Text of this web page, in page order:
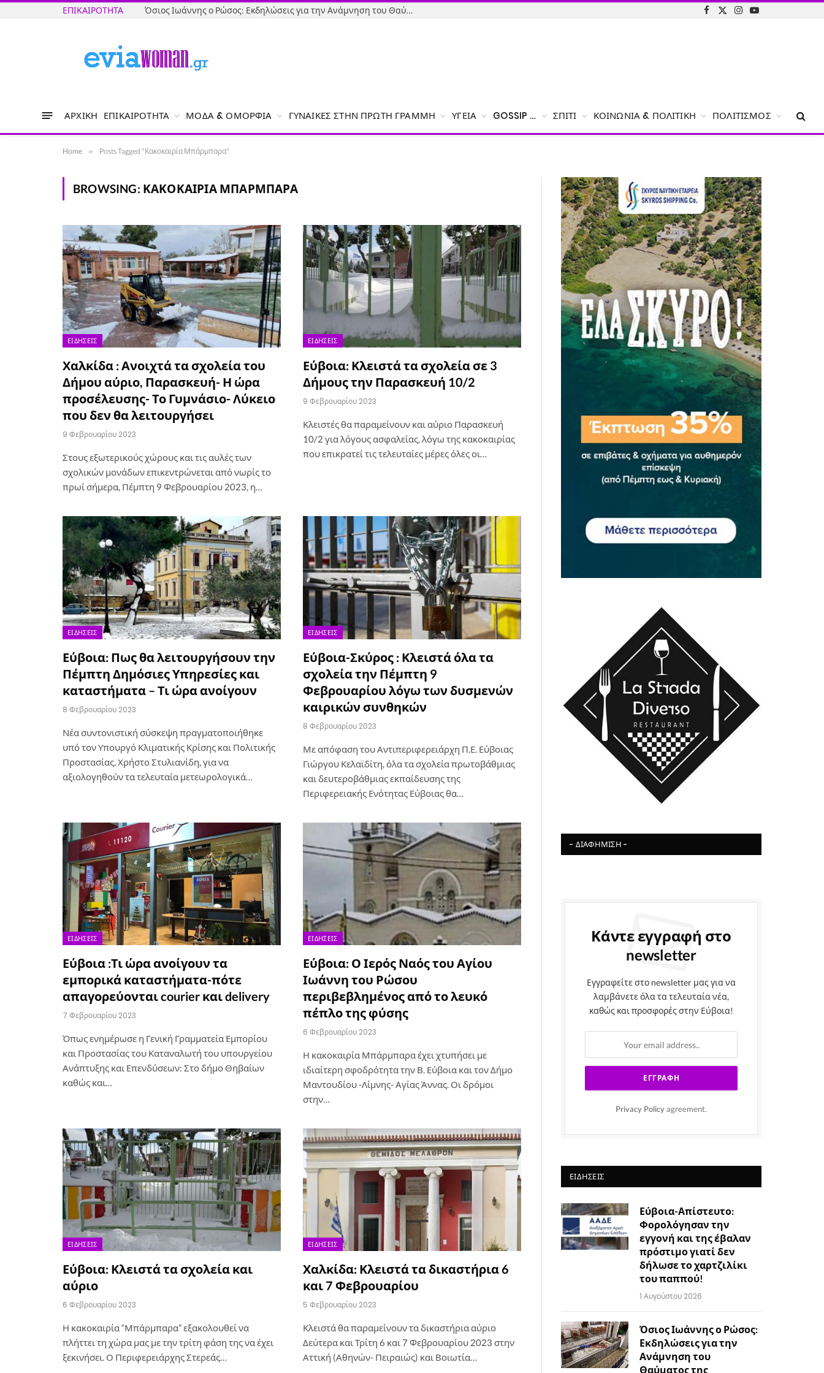
ΕΠΙΚΑΙΡΌΤΗΤΑ Όσιος Ιωάννης ο Ρώσος: Εκδηλώσεις για την Ανάμνηση του Θαύματος της κατάσβεσης της φωτιάς – Το πρόγραμμα
Facebook
X
Instagram
YouTube
ΑΡΧΙΚΉ ΕΠΙΚΑΙΡΌΤΗΤΑ ΜΌΔΑ & ΟΜΟΡΦΙΆ ΓΥΝΑΊΚΕΣ ΣΤΗΝ ΠΡΏΤΗ ΓΡΑΜΜΉ ΥΓΕΊΑ GOSSIP … ΣΠΊΤΙ ΚΟΙΝΩΝΊΑ & ΠΟΛΙΤΙΚΉ ΠΟΛΙΤΙΣΜΌΣ
Home » Posts Tagged "Κακοκαιρία Μπάρμπαρα"
BROWSING: ΚΑΚΟΚΑΙΡΊΑ ΜΠΆΡΜΠΑΡΑ
ΕΙΔΉΣΕΙΣ
Χαλκίδα : Ανοιχτά τα σχολεία του
Δήμου αύριο, Παρασκευή- Η ώρα
προσέλευσης- Το Γυμνάσιο- Λύκειο
που δεν θα λειτουργήσει
9 Φεβρουαρίου 2023
Στους εξωτερικούς χώρους και τις αυλές των
σχολικών μονάδων επικεντρώνεται από νωρίς το
πρωί σήμερα, Πέμπτη 9 Φεβρουαρίου 2023, η…
ΕΙΔΉΣΕΙΣ
Εύβοια: Κλειστά τα σχολεία σε 3
Δήμους την Παρασκευή 10/2
9 Φεβρουαρίου 2023
Κλειστές θα παραμείνουν και αύριο Παρασκευή
10/2 για λόγους ασφαλείας, λόγω της κακοκαιρίας
που επικρατεί τις τελευταίες μέρες όλες οι…
ΕΙΔΉΣΕΙΣ
Εύβοια: Πως θα λειτουργήσουν την
Πέμπτη Δημόσιες Υπηρεσίες και
καταστήματα – Τι ώρα ανοίγουν
8 Φεβρουαρίου 2023
Νέα συντονιστική σύσκεψη πραγματοποιήθηκε
υπό τον Υπουργό Κλιματικής Κρίσης και Πολιτικής
Προστασίας, Χρήστο Στυλιανίδη, για να
αξιολογηθούν τα τελευταία μετεωρολογικά…
ΕΙΔΉΣΕΙΣ
Εύβοια-Σκύρος : Κλειστά όλα τα
σχολεία την Πέμπτη 9
Φεβρουαρίου λόγω των δυσμενών
καιρικών συνθηκών
8 Φεβρουαρίου 2023
Με απόφαση του Αντιπεριφερειάρχη Π.Ε. Εύβοιας
Γιώργου Κελαϊδίτη, όλα τα σχολεία πρωτοβάθμιας
και δευτεροβάθμιας εκπαίδευσης της
Περιφερειακής Ενότητας Εύβοιας θα…
ΕΙΔΉΣΕΙΣ
Εύβοια :Τι ώρα ανοίγουν τα
εμπορικά καταστήματα-πότε
απαγορεύονται courier και delivery
7 Φεβρουαρίου 2023
Όπως ενημέρωσε η Γενική Γραμματεία Εμπορίου
και Προστασίας του Καταναλωτή του υπουργείου
Ανάπτυξης και Επενδύσεων: Στο δήμο Θηβαίων
καθώς και…
ΕΙΔΉΣΕΙΣ
Εύβοια: Ο Ιερός Ναός του Αγίου
Ιωάννη του Ρώσου
περιβεβλημένος από το λευκό
πέπλο της φύσης
6 Φεβρουαρίου 2023
Η κακοκαιρία Μπάρμπαρα έχει χτυπήσει με
ιδιαίτερη σφοδρότητα την Β. Εύβοια και τον Δήμο
Μαντουδίου -Λίμνης- Αγίας Άννας. Οι δρόμοι
στην…
ΕΙΔΉΣΕΙΣ
Εύβοια: Κλειστά τα σχολεία και
αύριο
6 Φεβρουαρίου 2023
Η κακοκαιρία “Μπάρμπαρα” εξακολουθεί να
πλήττει τη χώρα μας με την τρίτη φάση της να έχει
ξεκινήσει. Ο Περιφερειάρχης Στερεάς…
ΕΙΔΉΣΕΙΣ
Χαλκίδα: Κλειστά τα δικαστήρια 6
και 7 Φεβρουαρίου
5 Φεβρουαρίου 2023
Κλειστά θα παραμείνουν τα δικαστήρια αύριο
Δεύτερα και Τρίτη 6 και 7 Φεβρουαρίου 2023 στην
Αττική (Αθηνών- Πειραιώς) και Βοιωτία…
- ΔΙΑΦΉΜΙΣΗ -
Κάντε εγγραφή στο
newsletter
Εγγραφείτε στο newsletter μας για να
λαμβάνετε όλα τα τελευταία νέα,
καθώς και προσφορές στην Εύβοια!
Privacy Policy agreement.
ΕΙΔΉΣΕΙΣ
Εύβοια-Απίστευτο:
Φορολόγησαν την
εγγονή και της έβαλαν
πρόστιμο γιατί δεν
δήλωσε το χαρτζιλίκι
του παππού!
1 Αυγούστου 2026
Όσιος Ιωάννης ο Ρώσος:
Εκδηλώσεις για την
Ανάμνηση του
Θαύματος της